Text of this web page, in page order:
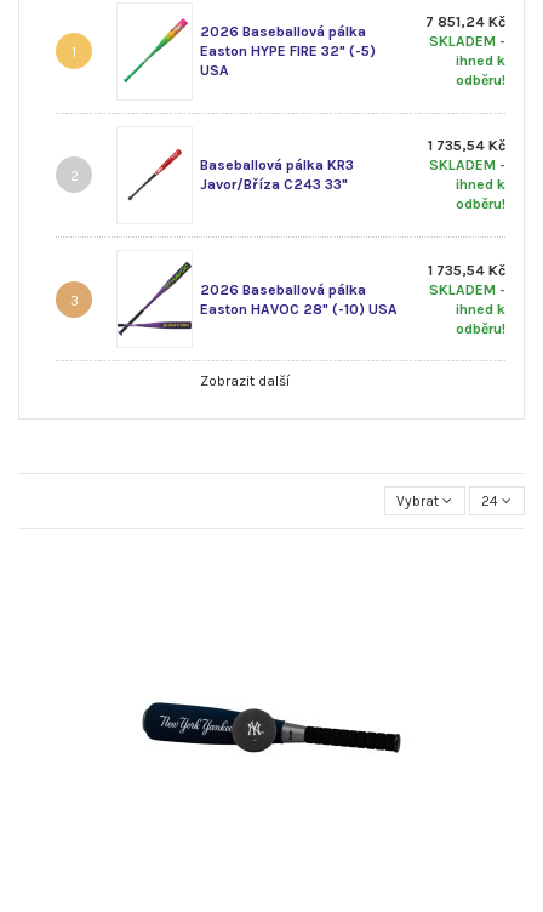
1
2026 Baseballová pálka
Easton HYPE FIRE 32" (-5)
USA
7 851,24 Kč
SKLADEM -
ihned k
odběru!
2
Baseballová pálka KR3
Javor/Bříza C243 33"
1 735,54 Kč
SKLADEM -
ihned k
odběru!
3
2026 Baseballová pálka
Easton HAVOC 28" (-10) USA
1 735,54 Kč
SKLADEM -
ihned k
odběru!
Zobrazit další
Vybrat 24